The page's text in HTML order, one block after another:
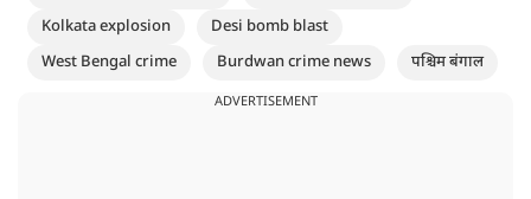
Kolkata explosion
Desi bomb blast
West Bengal crime
Burdwan crime news पश्चिम बंगाल
ADVERTISEMENT